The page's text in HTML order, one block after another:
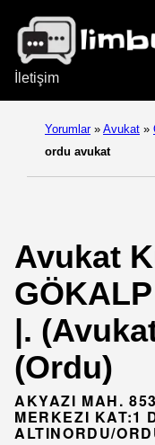
İletişim
Yorumlar » Avukat »
ordu avukat
Avukat
|.
(Ordu)
AKYAZI MAH.
MERKEZI KAT:1
ALTINORDU/